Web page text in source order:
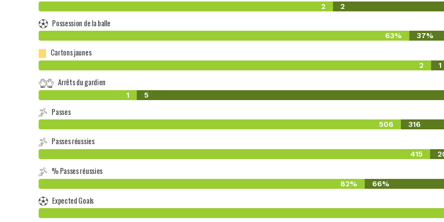
2 2
Possession de la balle
63% 37%
Cartons jaunes
2 1
Arrêts du gardien
1 5
Passes
506 316
Passes réussies
415
% Passes réussies
82% 66%
Expected Goals